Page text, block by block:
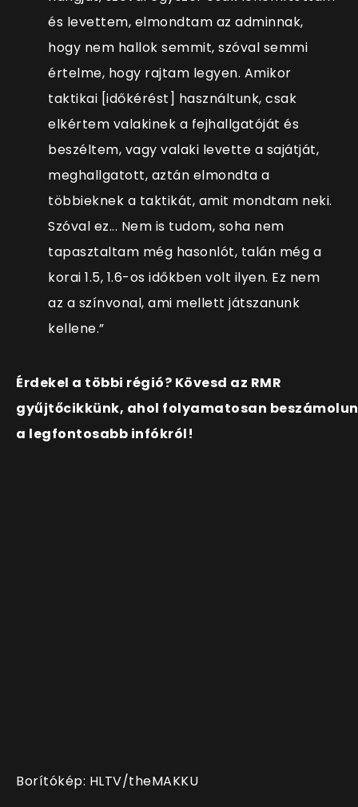
és levettem, elmondtam az adminnak,
hogy nem hallok semmit, szóval semmi
értelme, hogy rajtam legyen. Amikor
taktikai [időkérést] használtunk, csak
elkértem valakinek a fejhallgatóját és
beszéltem, vagy valaki levette a sajátját,
meghallgatott, aztán elmondta a
többieknek a taktikát, amit mondtam neki.
Szóval ez... Nem is tudom, soha nem
tapasztaltam még hasonlót, talán még a
korai 1.5, 1.6-os időkben volt ilyen. Ez nem
az a színvonal, ami mellett játszanunk
kellene.”
Érdekel a többi régió? Kövesd az RMR
gyűjtőcikkünk, ahol folyamatosan
a legfontosabb infókról!
Borítókép: HLTV/theMAKKU